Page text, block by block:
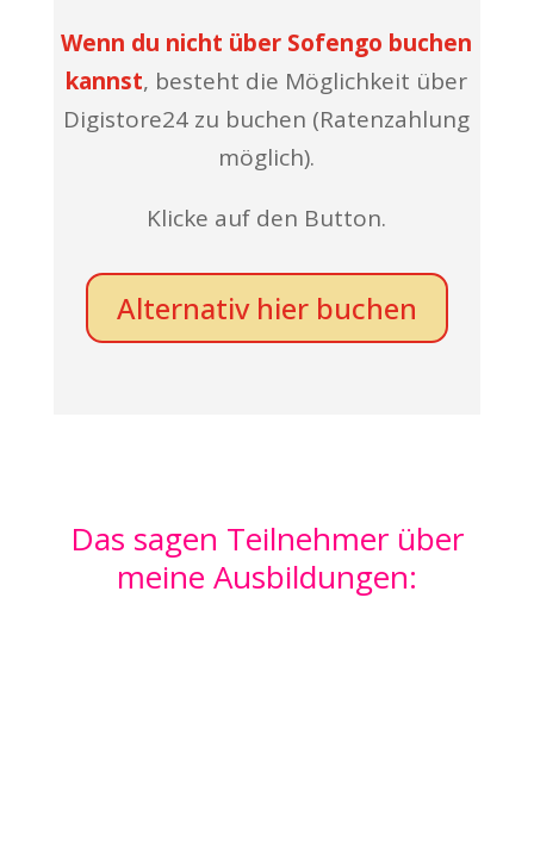
Wenn du nicht über Sofengo buchen
kannst, besteht die Möglichkeit über
Digistore24 zu buchen (Ratenzahlung
möglich).
Klicke auf den Button.
Alternativ hier buchen
Das sagen Teilnehmer über
meine Ausbildungen: